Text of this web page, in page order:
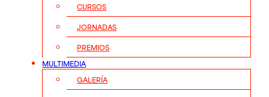
CURSOS
JORNADAS
PREMIOS
MULTIMEDIA
GALERÍA